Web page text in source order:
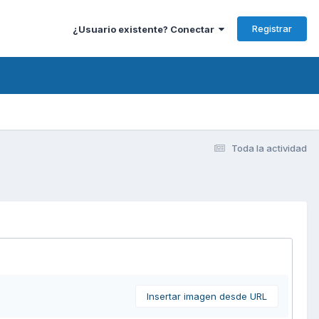
¿Usuario existente? Conectar Registrar
Toda la actividad
Insertar imagen desde URL